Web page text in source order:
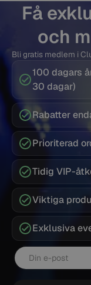
Få
och
Bli gratis medlem i
100 dagars
30 dagar)
Rabatter
Prioriterad
Tidig VIP-
Viktiga
Exklusiva
E-post